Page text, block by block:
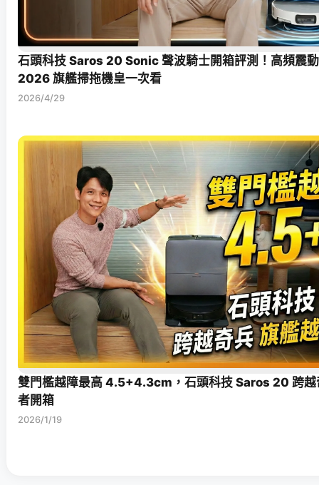
石頭科技 Saros 20 Sonic 聲波騎士開箱評測！高頻震
2026 旗艦掃拖機皇一次看
2026/4/29
雙門檻越障最高 4.5+4.3cm，石頭科技 Saros 20 跨越
者開箱
2026/1/19